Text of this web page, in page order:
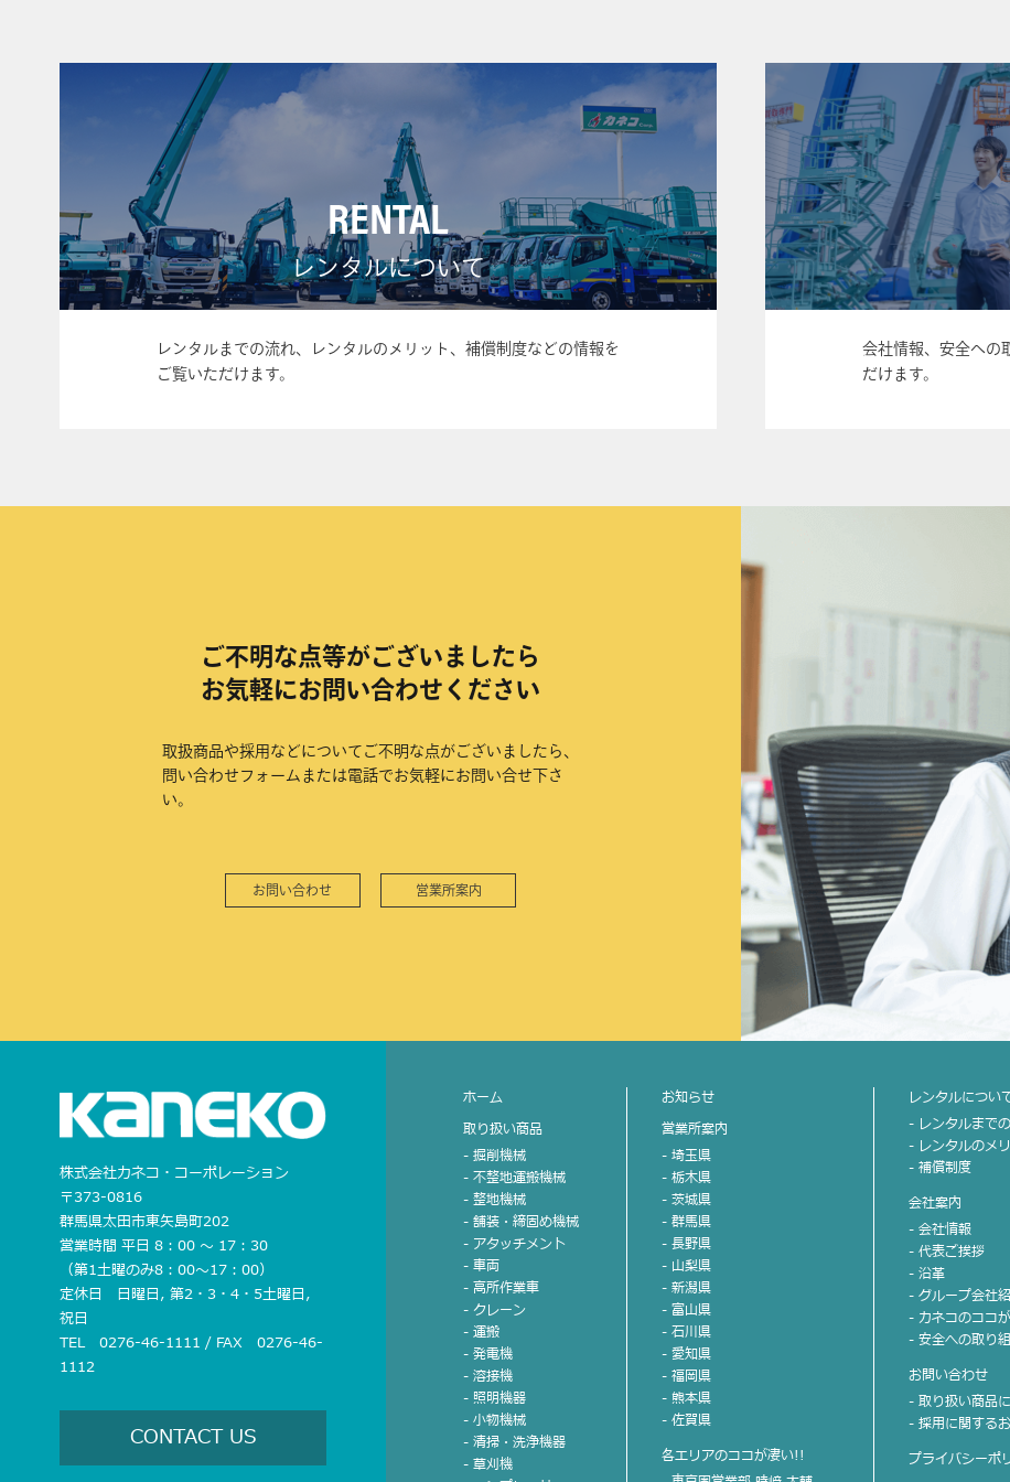
RENTAL
レンタルについて
レンタルまでの流れ、レンタルのメリット、補償制度などの情報を
ご覧いただけます。
会社情報、安全への
だけます。
ご不明な点等がございましたら
お気軽にお問い合わせください
取扱商品や採用などについてご不明な点がございましたら、
問い合わせフォームまたは電話でお気軽にお問い合せ下さ
い。
お問い合わせ 営業所案内
株式会社カネコ・コーポレーション
〒373-0816
群馬県太田市東矢島町202
営業時間 平日 8：00 〜 17：30
（第1土曜のみ8：00〜17：00）
定休日 日曜日, 第2・3・4・5土曜日,
祝日
TEL 0276-46-1111 / FAX 0276-46-
1112
CONTACT US
ホーム
取り扱い商品
- 掘削機械
- 不整地運搬機械
- 整地機械
- 舗装・締固め機械
- アタッチメント
- 車両
- 高所作業車
- クレーン
- 運搬
- 発電機
- 溶接機
- 照明機器
- 小物機械
- 清掃・洗浄機器
- 草刈機
お知らせ
営業所案内
- 埼玉県
- 栃木県
- 茨城県
- 群馬県
- 長野県
- 山梨県
- 新潟県
- 富山県
- 石川県
- 愛知県
- 福岡県
- 熊本県
- 佐賀県
各エリアのココが凄い!!
レンタルについ
- レンタルまで
- レンタルのメ
- 補償制度
会社案内
- 会社情報
- 代表ご挨拶
- 沿革
- グループ会社
- カネコのココ
- 安全への取り
お問い合わせ
- 取り扱い商品
- 採用に関する
プライバシーポ